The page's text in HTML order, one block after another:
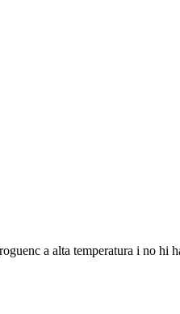
a alta temperatura i no hi